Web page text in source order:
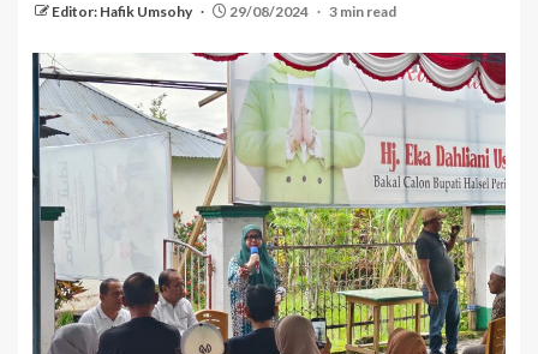
Editor: Hafik Umsohy 29/08/2024 3 min read